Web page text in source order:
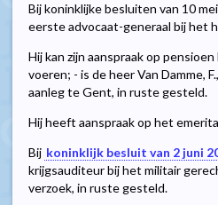
Bij koninklijke besluiten van 10
eerste advocaat-generaal bij het
Hij kan zijn aanspraak op
voeren; - is de heer Van Damme,
aanleg te Gent, in ruste gesteld.
Hij heeft aanspraak op het
Bij koninklijk besluit van 2 juni
krijgsauditeur bij het militair
verzoek, in ruste gesteld.